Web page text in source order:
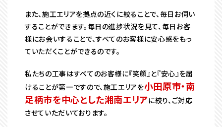
また、施工エリアを拠点の近くに絞ることで、毎日お伺い
することができます。毎日の進捗状況を見て、毎日お客
様にお会いすることで、すべてのお客様に安心感をもっ
ていただくことができるのです。
私たちの工事はすべてのお客様に『笑顔』と『安心』を届
けることが第一ですので、施工エリアを小田原市・南
足柄市を中心とした湘南エリアに絞り、ご対応
させていただいております。